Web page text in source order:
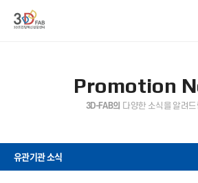
Promotion
3D-FAB의 다양한 소식을 알려
유관기관 소식